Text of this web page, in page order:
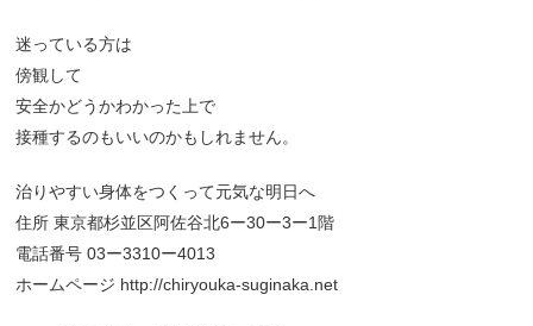
迷っている方は
傍観して
安全かどうかわかった上で
接種するのもいいのかもしれません。
治りやすい身体をつくって元気な明日へ
住所 東京都杉並区阿佐谷北6ー30ー3ー1階
電話番号 03ー3310ー4013
ホームページ http://chiryouka-suginaka.net